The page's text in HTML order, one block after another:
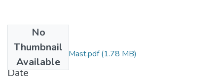
No
Thumbnail
Available
Zoubida-Djelailia-Mast.pdf(1.78 MB)
Date